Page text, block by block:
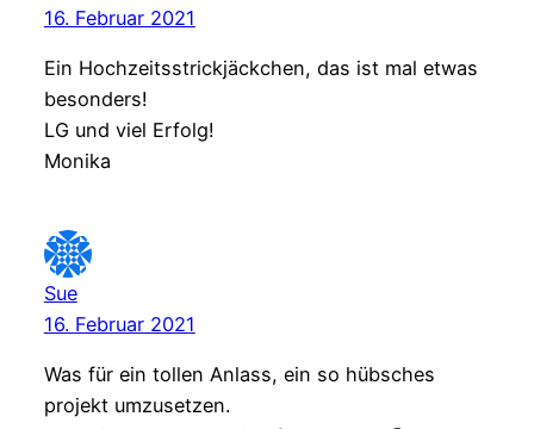
16. Februar 2021
Ein Hochzeitsstrickjäckchen, das ist mal etwas
besonders!
LG und viel Erfolg!
Monika
Sue
16. Februar 2021
Was für ein tollen Anlass, ein so hübsches
projekt umzusetzen.